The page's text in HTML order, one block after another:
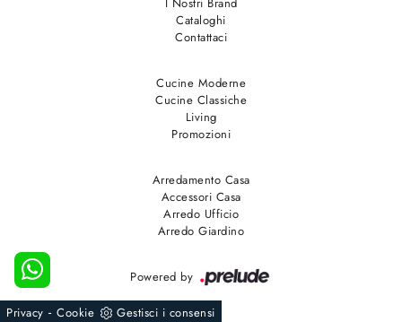
Cataloghi
Contattaci
Cucine Moderne
Cucine Classiche
Living
Promozioni
Arredamento Casa
Accessori Casa
Arredo Ufficio
Arredo Giardino
Powered by
Privacy - Cookie Gestisci i consensi